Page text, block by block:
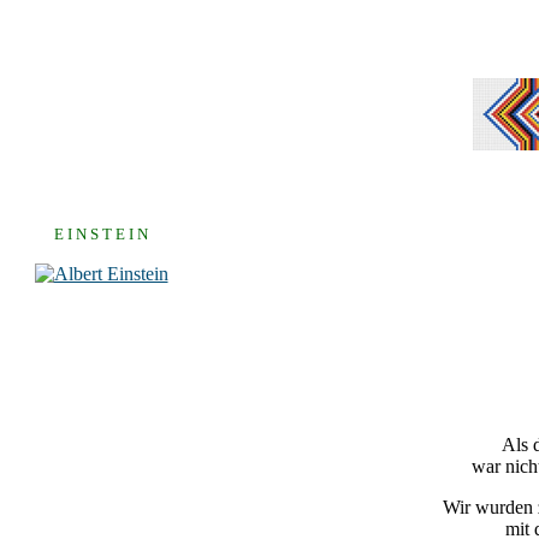
E I N S T E I N
Als
war
Wir wurden
mit